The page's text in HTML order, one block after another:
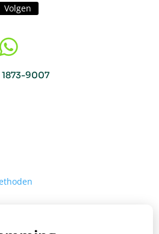
Volgen

1873-9007